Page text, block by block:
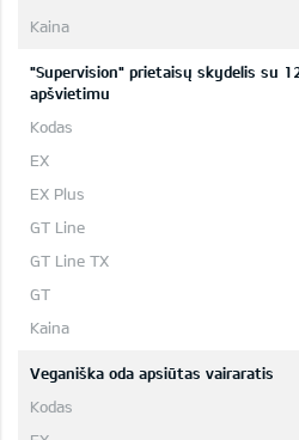
"Supervision" prietaisų skydelis su
apšvietimu
Veganiška oda apsiūtas vairaratis